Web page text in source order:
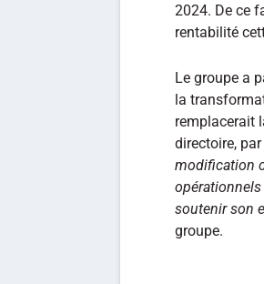
2024. De ce
rentabilité
Le groupe a
la
remplacerait
directoire,
modification
opérationnels
soutenir son
groupe.